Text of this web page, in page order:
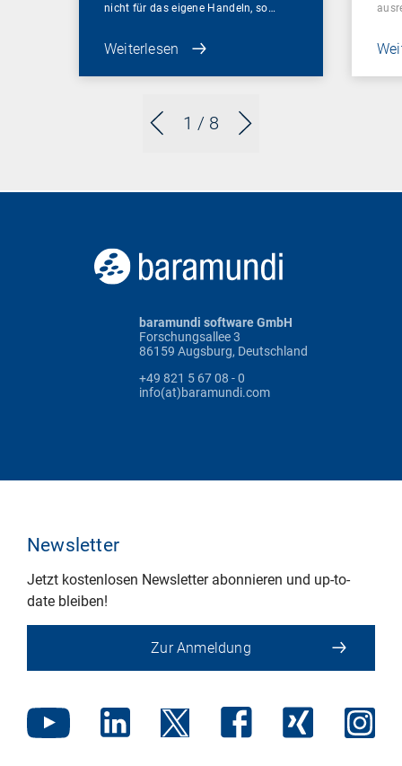
1 / 8
nicht für das eigene Handeln, so…
Weiterlesen
baramundi software GmbH
Forschungsallee 3
86159 Augsburg, Deutschland
+49 821 5 67 08 - 0
info(at)baramundi.com
Newsletter
Jetzt kostenlosen Newsletter abonnieren und up-to-
date bleiben!
Zur Anmeldung